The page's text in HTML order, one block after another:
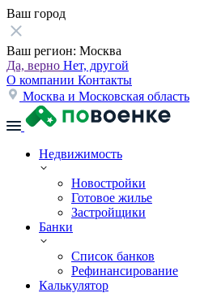
Ваш город
Ваш регион: Москва
Да, верно Нет, другой
О компании Контакты
Москва и Московская область
Недвижимость
Новостройки
Готовое жилье
Застройщики
Банки
Список банков
Рефинансирование
Калькулятор